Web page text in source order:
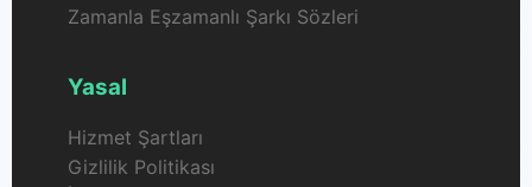
Zamanla Eşzamanlı Şarkı Sözleri
Yasal
Hizmet Şartları
Gizlilik Politikası